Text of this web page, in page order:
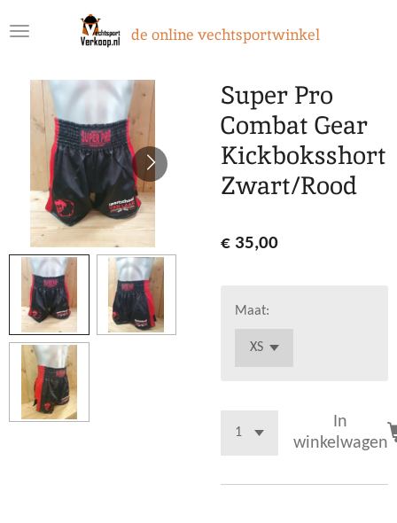
direct
hoofdinhoud
de online vechtsportwinkel
Super Pro
Combat Gear
Kickboksshort
Zwart/Rood
€ 35,00
Maat:
In
winkelwagen